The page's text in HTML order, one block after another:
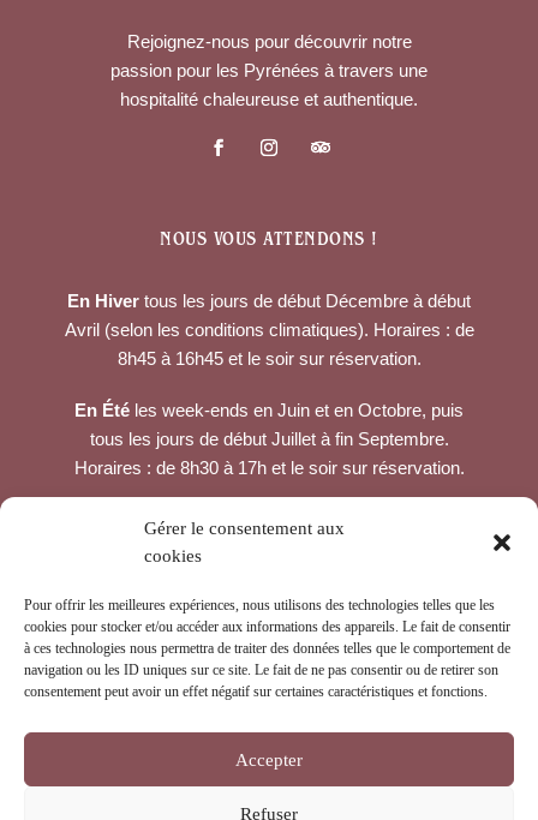
Gérer le consentement aux
cookies
Pour offrir les meilleures expériences, nous utilisons des technologies telles que les
cookies pour stocker et/ou accéder aux informations des appareils. Le fait de consentir
à ces technologies nous permettra de traiter des données telles que le comportement de
navigation ou les ID uniques sur ce site. Le fait de ne pas consentir ou de retirer son
consentement peut avoir un effet négatif sur certaines caractéristiques et fonctions.
Accepter
Refuser
Rejoignez-nous pour découvrir notre
passion pour les Pyrénées à travers une
hospitalité chaleureuse et authentique.
NOUS VOUS ATTENDONS !
En Hiver tous les jours de début Décembre à début
Avril (selon les conditions climatiques). Horaires : de
8h45 à 16h45 et le soir sur réservation.
En Été les week-ends en Juin et en Octobre, puis
tous les jours de début Juillet à fin Septembre.
Horaires : de 8h30 à 17h et le soir sur réservation.
65200 LA MONGIE